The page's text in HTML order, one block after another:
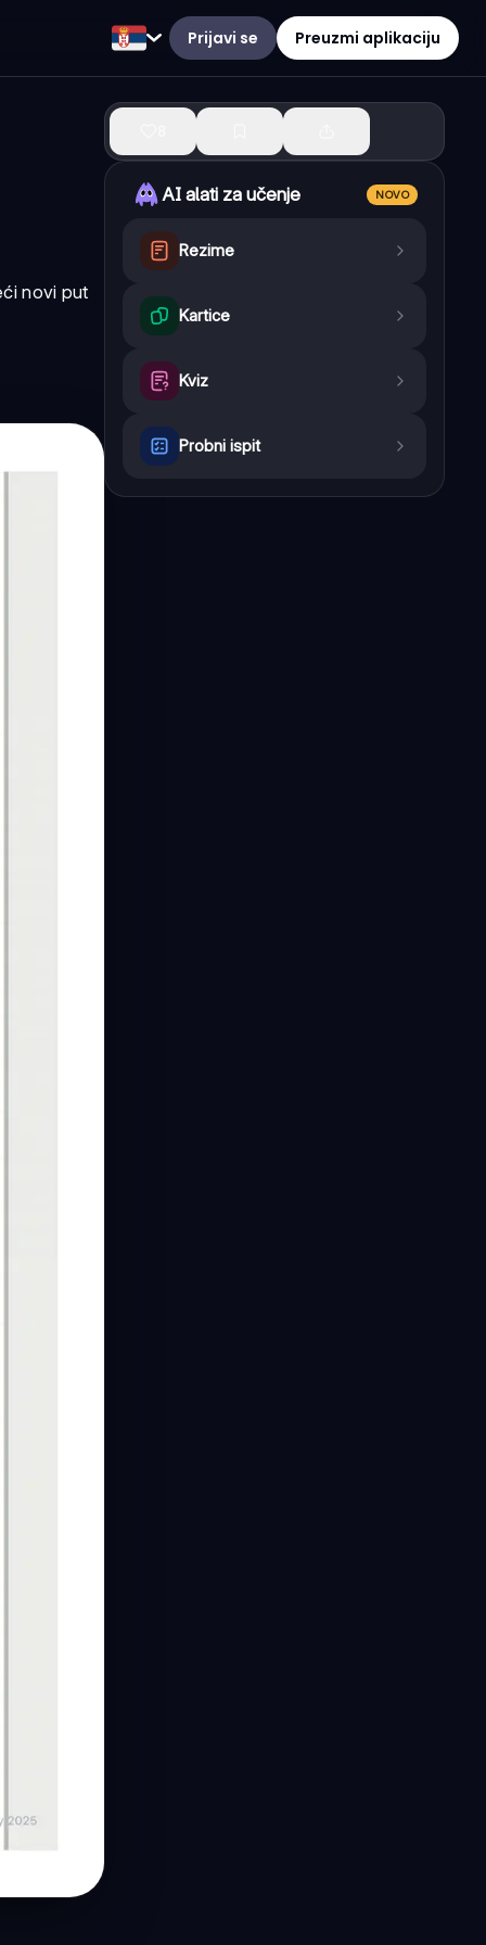
Prijavi se Preuzmi aplikaciju
novi put
AI alati za učenje NOVO
Rezime
Kartice
Kviz
Probni ispit